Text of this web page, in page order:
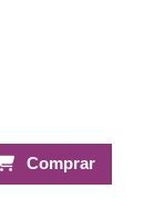
Comprar